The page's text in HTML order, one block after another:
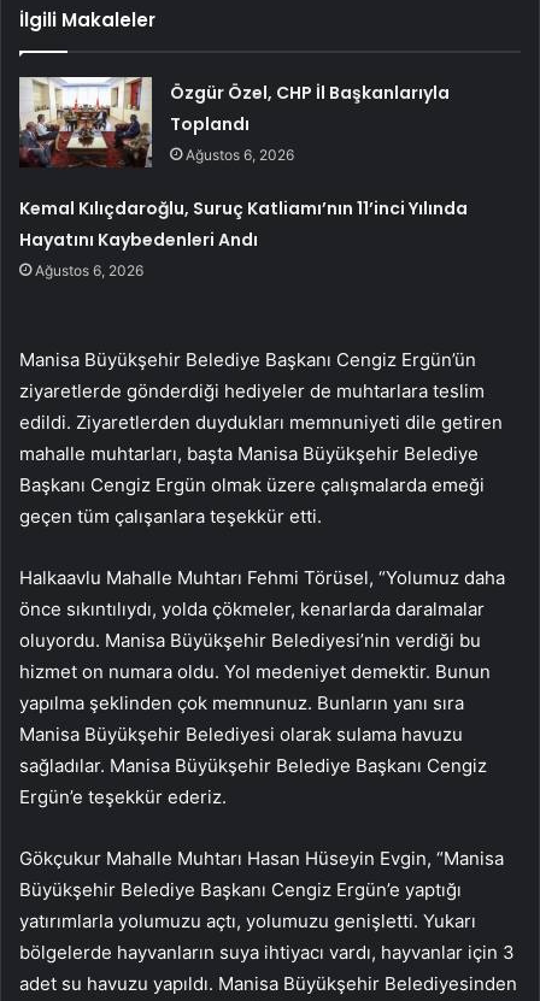
İlgili Makaleler
Özgür Özel, CHP İl Başkanlarıyla
Toplandı
Ağustos 6, 2026
Kemal Kılıçdaroğlu, Suruç Katliamı’nın 11’inci Yılında
Hayatını Kaybedenleri Andı
Ağustos 6, 2026
Manisa Büyükşehir Belediye Başkanı Cengiz Ergün’ün
ziyaretlerde gönderdiği hediyeler de muhtarlara teslim
edildi. Ziyaretlerden duydukları memnuniyeti dile getiren
mahalle muhtarları, başta Manisa Büyükşehir Belediye
Başkanı Cengiz Ergün olmak üzere çalışmalarda emeği
geçen tüm çalışanlara teşekkür etti.
Halkaavlu Mahalle Muhtarı Fehmi Törüsel, “Yolumuz daha
önce sıkıntılıydı, yolda çökmeler, kenarlarda daralmalar
oluyordu. Manisa Büyükşehir Belediyesi’nin verdiği bu
hizmet on numara oldu. Yol medeniyet demektir. Bunun
yapılma şeklinden çok memnunuz. Bunların yanı sıra
Manisa Büyükşehir Belediyesi olarak sulama havuzu
sağladılar. Manisa Büyükşehir Belediye Başkanı Cengiz
Ergün’e teşekkür ederiz.
Gökçukur Mahalle Muhtarı Hasan Hüseyin Evgin, “Manisa
Büyükşehir Belediye Başkanı Cengiz Ergün’e yaptığı
yatırımlarla yolumuzu açtı, yolumuzu genişletti. Yukarı
bölgelerde hayvanların suya ihtiyacı vardı, hayvanlar için 3
adet su havuzu yapıldı. Manisa Büyükşehir Belediyesinden